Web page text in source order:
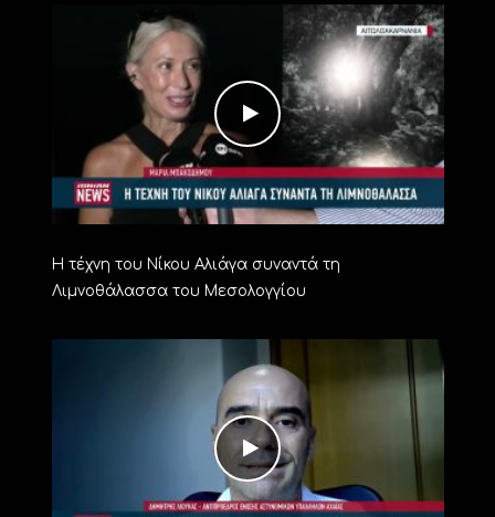
Η τέχνη του Νίκου Αλιάγα συναντά τη
Λιμνοθάλασσα του Μεσολογγίου